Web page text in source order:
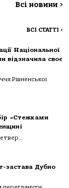
Всі новини >
ВСІ СТАТТІ >
Національної
відзначила своє
Рівненської
«Стежками
застава Дубно